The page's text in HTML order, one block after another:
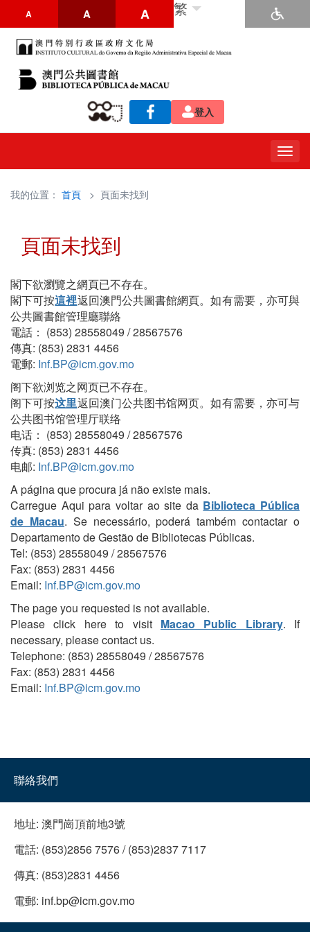
A A A 繁
登入
我的位置： 首頁 > 頁面未找到
頁面未找到
閣下欲瀏覽之網頁已不存在。
閣下可按這裡返回澳門公共圖書館網頁。如有需要，亦可與
公共圖書館管理廳聯絡
電話： (853) 28558049 / 28567576
傳真: (853) 2831 4456
電郵: Inf.BP@icm.gov.mo
阁下欲浏览之网页已不存在。
阁下可按这里返回澳门公共图书馆网页。如有需要，亦可与
公共图书馆管理厅联络
电话： (853) 28558049 / 28567576
传真: (853) 2831 4456
电邮: Inf.BP@icm.gov.mo
A página que procura já não existe mais.
Carregue Aqui para voltar ao site da Biblioteca Pública
de Macau. Se necessário, poderá também contactar o
Departamento de Gestão de Bibliotecas Públicas.
Tel: (853) 28558049 / 28567576
Fax: (853) 2831 4456
Email: Inf.BP@icm.gov.mo
The page you requested is not available.
Please click here to visit Macao Public Library. If
necessary, please contact us.
Telephone: (853) 28558049 / 28567576
Fax: (853) 2831 4456
Email: Inf.BP@icm.gov.mo
聯絡我們
地址: 澳門崗頂前地3號
電話: (853)2856 7576 / (853)2837 7117
傳真: (853)2831 4456
電郵: inf.bp@icm.gov.mo